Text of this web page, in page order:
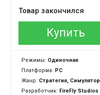
Товар закончился
Купить
Режимы: Одиночная
Платформа: PC
Жанр: Стратегия, Симулятор
Разработчик: FireFly Studios